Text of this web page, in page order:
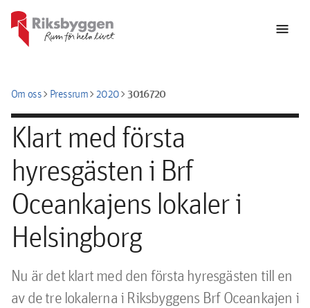
menu
Om osschevron_rightPressrumchevron_right2020chevron_right3016720
Klart med första
hyresgästen i Brf
Oceankajens lokaler i
Helsingborg
Nu är det klart med den första hyresgästen till en
av de tre lokalerna i Riksbyggens Brf Oceankajen i